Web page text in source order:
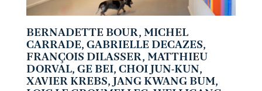
BERNADETTE BOUR, MICHEL
CARRADE, GABRIELLE DECAZES,
FRANÇOIS DILASSER, MATTHIEU
DORVAL, GE BEI, CHOI JUN-KUN,
XAVIER KREBS, JANG KWANG BUM,